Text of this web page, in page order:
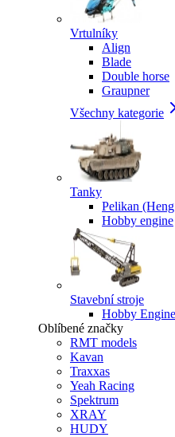
Vrtulníky
Align
Blade
Double horse
Graupner
Všechny kategorie
Tanky
Pelikan
Hobby engine
Stavební stroje
Hobby Engine
Oblíbené značky
RMT models
Kavan
Traxxas
Yeah Racing
Spektrum
XRAY
HUDY